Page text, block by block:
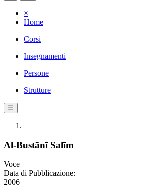
×
Home
Corsi
Insegnamenti
Persone
Strutture
☰
Al-Bustānī Salīm
Voce
Data di Pubblicazione:
2006